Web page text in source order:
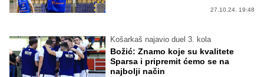
27.10.24. 19:48
Košarkaš najavio duel 3. kola
Božić: Znamo koje su kvalitete
Sparsa i pripremit ćemo se na
najbolji način